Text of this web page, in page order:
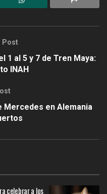
Post
1 al 5 y 7 de Tren Maya:
INAH
en Alemania
celebrar a los